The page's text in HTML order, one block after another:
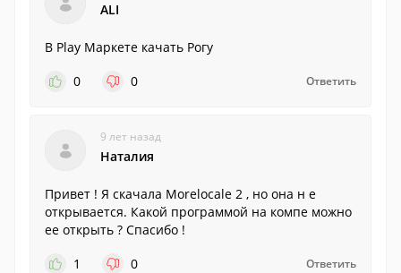
ALI
В Play Маркете качать Рогу
0
0 Ответить
9 лет назад
Наталия
Привет ! Я скачала Morelocale 2 , но она н е
открывается. Какой программой на компе можно
ее открыть ? Спасибо !
1
0 Ответить